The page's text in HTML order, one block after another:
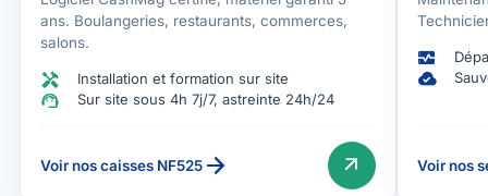
ans. Boulangeries, restaurants, commerces,
salons.
handyman Installation et formation sur site
support_agent Sur site sous 4h 7j/7, astreinte 24h/24
Voir nos caisses NF525 arrow_forward arrow_outward
monitor_heart
cloud_done
Voir nos